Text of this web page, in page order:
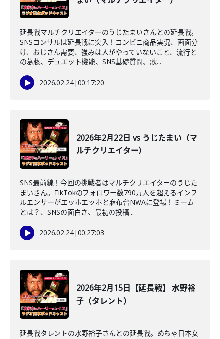
延長戦マルチクリエイターのうじたまいさんとの延長戦。
SNSコンサルは延長戦に突入！コンビニ商品実況、画面分
け、おじさん需要、強みは人がやっていないこと、流行と
の葛藤、デュエット機能、SNS基礎質問、歌...
2026.02.24|00:17:20
2026年2月22日 vs うじたまい（マ
ルチクリエイター）
SNS最前線！今回の挑戦者はマルチクリエイターのうじた
まいさん。TikTokのフォロワー数790万人を超えるインフ
ルエンサーがエッホエッホと麻布台NWAに登場！ミーム
とは？、SNSの面白さ、最初の投稿...
2026.02.24|00:27:03
2026年2月15日【延長戦】 水野裕
子（タレント）
延長戦タレントの水野裕子さんとの延長戦。めちゃ日本女